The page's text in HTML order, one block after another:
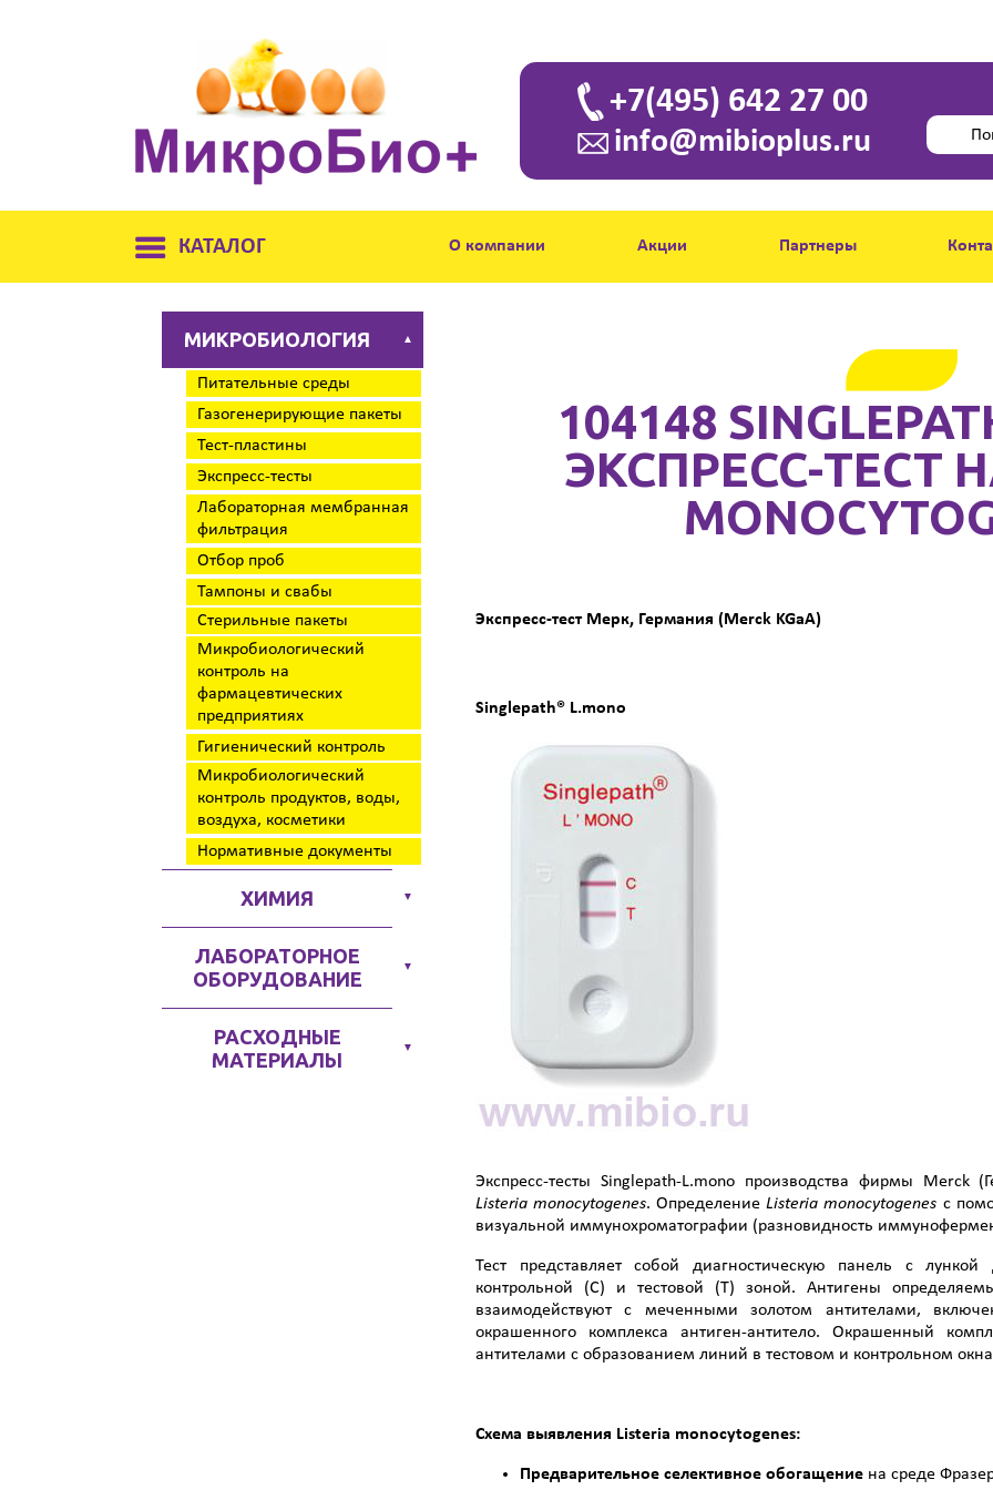
+7(495) 642 27 00
info@mibioplus.ru
КАТАЛОГ О компании Акции Партнеры
МИКРОБИОЛОГИЯ ▲
Питательные среды
Газогенерирующие пакеты
Тест-пластины
Экспресс-тесты
Лабораторная мембранная
фильтрация
Отбор проб
Тампоны и свабы
Стерильные пакеты
Микробиологический
контроль на
фармацевтических
предприятиях
Гигиенический контроль
Микробиологический
контроль продуктов, воды,
воздуха, косметики
Нормативные документы
ХИМИЯ ▼
ЛАБОРАТОРНОЕ
ОБОРУДОВАНИЕ
▼
РАСХОДНЫЕ
МАТЕРИАЛЫ
▼
104148
ЭКСПРЕСС-ТЕСТ
Экспресс-тест Мерк, Германия (Merck KGaA)
Singlepath® L.mono
Экспресс-тесты Singlepath-L.mono производства фирмы Merck
Listeria monocytogenes. ОпределениеListeria monocytogenes с
визуальной иммунохроматографии (разновидность
Тест представляет собой диагностическую панель с
контрольной (С) и тестовой (Т) зоной. Антигены
взаимодействуют с меченными золотом антителами,
окрашенного комплекса антиген-антитело. Окрашенный
антителами с образованием линий в тестовом и контрольном
Схема выявления Listeria monocytogenes:
Предварительное селективное обогащение на среде